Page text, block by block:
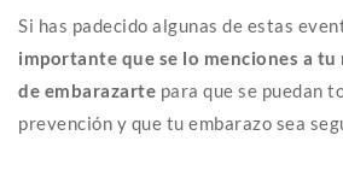
Si has padecido algunas de estas
importante que se lo menciones a tu
de embarazarte para que se puedan
prevención y que tu embarazo sea